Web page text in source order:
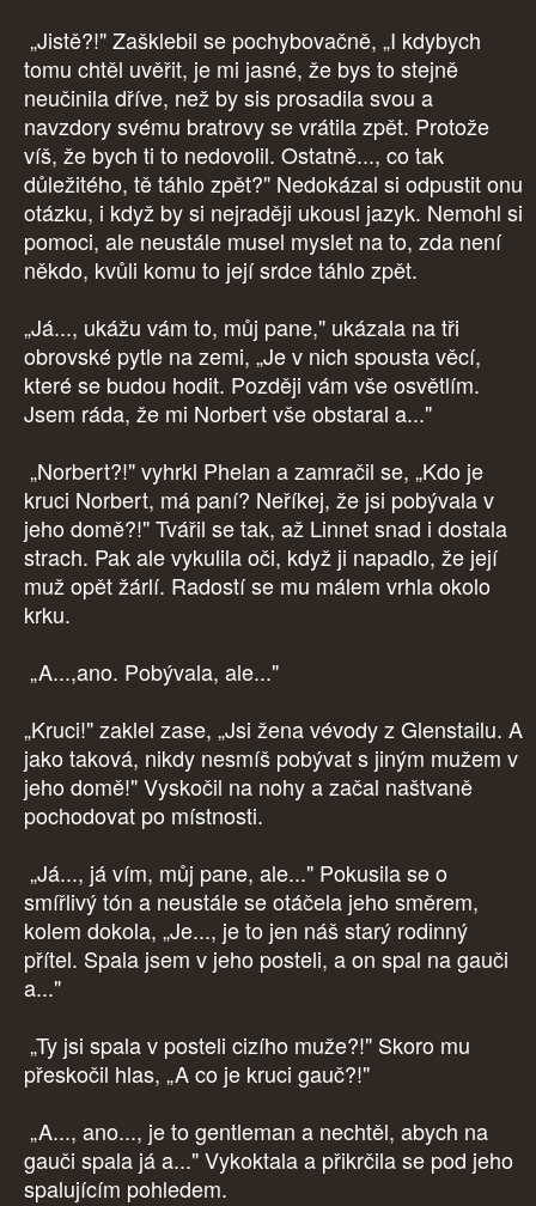
„Jistě?!" Zašklebil se pochybovačně, „I kdybych
tomu chtěl uvěřit, je mi jasné, že bys to stejně
neučinila dříve, než by sis prosadila svou a
navzdory svému bratrovy se vrátila zpět. Protože
víš, že bych ti to nedovolil. Ostatně..., co tak
důležitého, tě táhlo zpět?" Nedokázal si odpustit onu
otázku, i když by si nejraději ukousl jazyk. Nemohl si
pomoci, ale neustále musel myslet na to, zda není
někdo, kvůli komu to její srdce táhlo zpět.
„Já..., ukážu vám to, můj pane," ukázala na tři
obrovské pytle na zemi, „Je v nich spousta věcí,
které se budou hodit. Později vám vše osvětlím.
Jsem ráda, že mi Norbert vše obstaral a..."
„Norbert?!" vyhrkl Phelan a zamračil se, „Kdo je
kruci Norbert, má paní? Neříkej, že jsi pobývala v
jeho domě?!" Tvářil se tak, až Linnet snad i dostala
strach. Pak ale vykulila oči, když ji napadlo, že její
muž opět žárlí. Radostí se mu málem vrhla okolo
krku.
„A...,ano. Pobývala, ale..."
„Kruci!" zaklel zase, „Jsi žena vévody z Glenstailu. A
jako taková, nikdy nesmíš pobývat s jiným mužem v
jeho domě!" Vyskočil na nohy a začal naštvaně
pochodovat po místnosti.
„Já..., já vím, můj pane, ale..." Pokusila se o
smířlivý tón a neustále se otáčela jeho směrem,
kolem dokola, „Je..., je to jen náš starý rodinný
přítel. Spala jsem v jeho posteli, a on spal na gauči
a..."
„Ty jsi spala v posteli cizího muže?!" Skoro mu
přeskočil hlas, „A co je kruci gauč?!"
„A..., ano..., je to gentleman a nechtěl, abych na
gauči spala já a..." Vykoktala a přikrčila se pod jeho
spalujícím pohledem.